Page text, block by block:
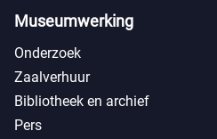
Museumwerking
Onderzoek
Zaalverhuur
Bibliotheek en archief
Pers